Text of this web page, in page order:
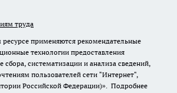
труда
применяются рекомендательные
технологии предоставления
систематизации и анализа сведений,
пользователей сети "Интернет",
Российской Федерации)». Подробнее